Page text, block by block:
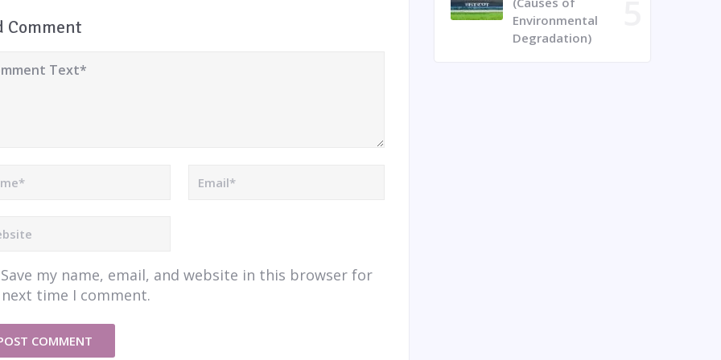
Comment
Save my name, email, and website in this browser for
time I comment.
Environmental
Degradation)